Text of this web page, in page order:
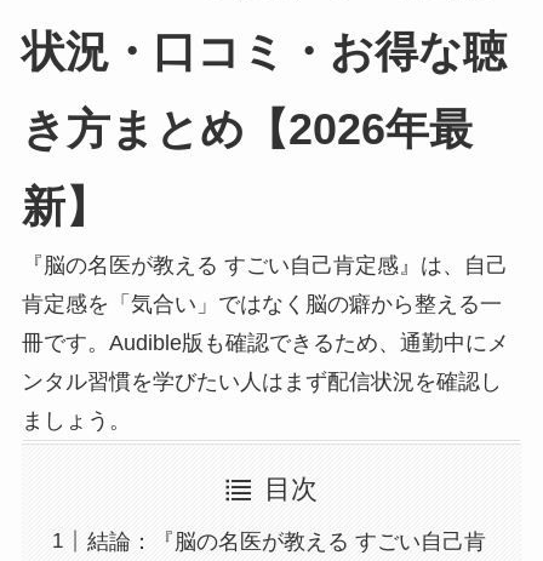
状況・口コミ・お得な聴
き方まとめ【2026年最
新】
『脳の名医が教える すごい自己肯定感』は、自己
肯定感を「気合い」ではなく脳の癖から整える一
冊です。Audible版も確認できるため、通勤中にメ
ンタル習慣を学びたい人はまず配信状況を確認し
ましょう。
目次
結論：『脳の名医が教える すごい自己肯